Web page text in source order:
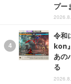
プー
令和
kon
あの
る